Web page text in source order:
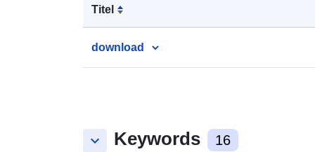
Titel
download
keyboard_arrow_down Keywords 16